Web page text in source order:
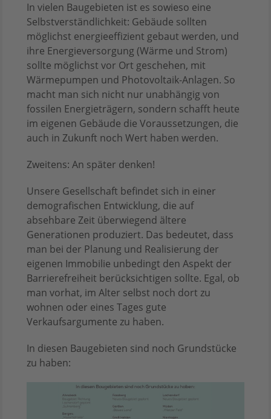
In vielen Baugebieten ist es sowieso eine
Selbstverständlichkeit: Gebäude sollten
möglichst energieeffizient gebaut werden, und
ihre Energieversorgung (Wärme und Strom)
sollte möglichst vor Ort geschehen, mit
Wärmepumpen und Photovoltaik-Anlagen. So
macht man sich nicht nur unabhängig von
fossilen Energieträgern, sondern schafft heute
im eigenen Gebäude die Voraussetzungen, die
auch in Zukunft noch Wert haben werden.
Zweitens: An später denken!
Unsere Gesellschaft befindet sich in einer
demografischen Entwicklung, die auf
absehbare Zeit überwiegend ältere
Generationen produziert. Das bedeutet, dass
man bei der Planung und Realisierung der
eigenen Immobilie unbedingt den Aspekt der
Barrierefreiheit berücksichtigen sollte. Egal, ob
man vorhat, im Alter selbst noch dort zu
wohnen oder eines Tages gute
Verkaufsargumente zu haben.
In diesen Baugebieten sind noch Grundstücke
zu haben: